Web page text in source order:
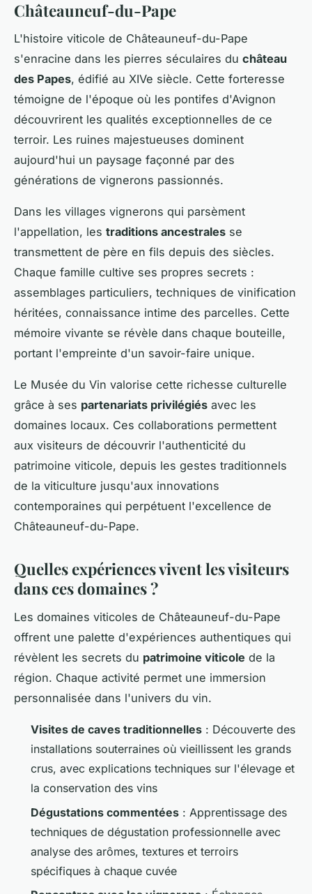
Châteauneuf-du-Pape
L'histoire viticole de Châteauneuf-du-Pape
s'enracine dans les pierres séculaires du château
des Papes, édifié au XIVe siècle. Cette forteresse
témoigne de l'époque où les pontifes d'Avignon
découvrirent les qualités exceptionnelles de ce
terroir. Les ruines majestueuses dominent
aujourd'hui un paysage façonné par des
générations de vignerons passionnés.
Dans les villages vignerons qui parsèment
l'appellation, les traditions ancestrales se
transmettent de père en fils depuis des siècles.
Chaque famille cultive ses propres secrets :
assemblages particuliers, techniques de vinification
héritées, connaissance intime des parcelles. Cette
mémoire vivante se révèle dans chaque bouteille,
portant l'empreinte d'un savoir-faire unique.
Le Musée du Vin valorise cette richesse culturelle
grâce à ses partenariats privilégiés avec les
domaines locaux. Ces collaborations permettent
aux visiteurs de découvrir l'authenticité du
patrimoine viticole, depuis les gestes traditionnels
de la viticulture jusqu'aux innovations
contemporaines qui perpétuent l'excellence de
Châteauneuf-du-Pape.
Quelles expériences vivent les visiteurs
dans ces domaines ?
Les domaines viticoles de Châteauneuf-du-Pape
offrent une palette d'expériences authentiques qui
révèlent les secrets du patrimoine viticole de la
région. Chaque activité permet une immersion
personnalisée dans l'univers du vin.
Visites de caves traditionnelles : Découverte des
installations souterraines où vieillissent les grands
crus, avec explications techniques sur l'élevage et
la conservation des vins
Dégustations commentées : Apprentissage des
techniques de dégustation professionnelle avec
analyse des arômes, textures et terroirs
spécifiques à chaque cuvée